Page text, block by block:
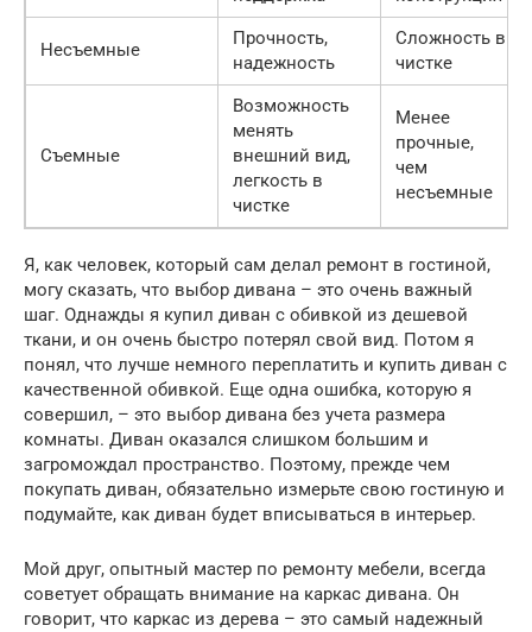
Несъемные
Прочность,
надежность
Сложность в
чистке
Съемные
Возможность
менять
внешний вид,
легкость в
чистке
Менее
прочные,
чем
несъемные
Я, как человек, который сам делал ремонт в гостиной,
могу сказать, что выбор дивана – это очень важный
шаг. Однажды я купил диван с обивкой из дешевой
ткани, и он очень быстро потерял свой вид. Потом я
понял, что лучше немного переплатить и купить диван с
качественной обивкой. Еще одна ошибка, которую я
совершил, – это выбор дивана без учета размера
комнаты. Диван оказался слишком большим и
загромождал пространство. Поэтому, прежде чем
покупать диван, обязательно измерьте свою гостиную и
подумайте, как диван будет вписываться в интерьер.
Мой друг, опытный мастер по ремонту мебели, всегда
советует обращать внимание на каркас дивана. Он
говорит, что каркас из дерева – это самый надежный